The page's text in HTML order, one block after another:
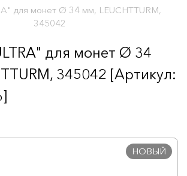
для монет Ø 34 мм, LEUCHTTURM,
345042
для монет Ø 34
345042 [Артикул:
НОВЫЙ